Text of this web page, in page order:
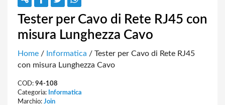
Tester per Cavo di Rete RJ45 con
misura Lunghezza Cavo
Home / Informatica / Tester per Cavo di Rete RJ45
con misura Lunghezza Cavo
COD: 94-108
Categoria: Informatica
Marchio: Join